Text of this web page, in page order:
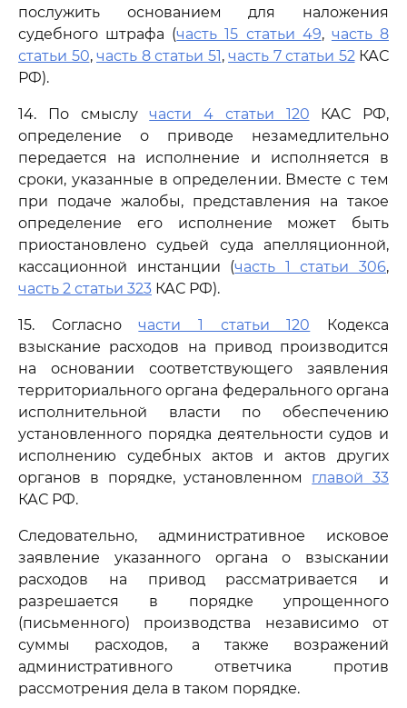
послужить основанием для наложения
судебного штрафа (часть 15 статьи 49, часть 8
статьи 50, часть 8 статьи 51, часть 7 статьи 52КАС
РФ).
14. По смыслучасти 4 статьи 120 КАС РФ,
определение о приводе незамедлительно
передается на исполнение и исполняется в
сроки, указанные в определении. Вместе с тем
при подаче жалобы, представления на такое
определение его исполнение может быть
приостановлено судьей суда апелляционной,
кассационной инстанции (часть 1 статьи 306,
часть 2 статьи 323 КАС РФ).
15. Согласночасти 1 статьи 120 Кодекса
взыскание расходов на привод производится
на основании соответствующего заявления
территориального органа федерального органа
исполнительной власти по обеспечению
установленного порядка деятельности судов и
исполнению судебных актов и актов других
органов в порядке, установленном главой 33
КАС РФ.
Следовательно, административное исковое
заявление указанного органа о взыскании
расходов на привод рассматривается и
разрешается в порядке упрощенного
(письменного) производства независимо от
суммы расходов, а также возражений
административного ответчика против
рассмотрения дела в таком порядке.